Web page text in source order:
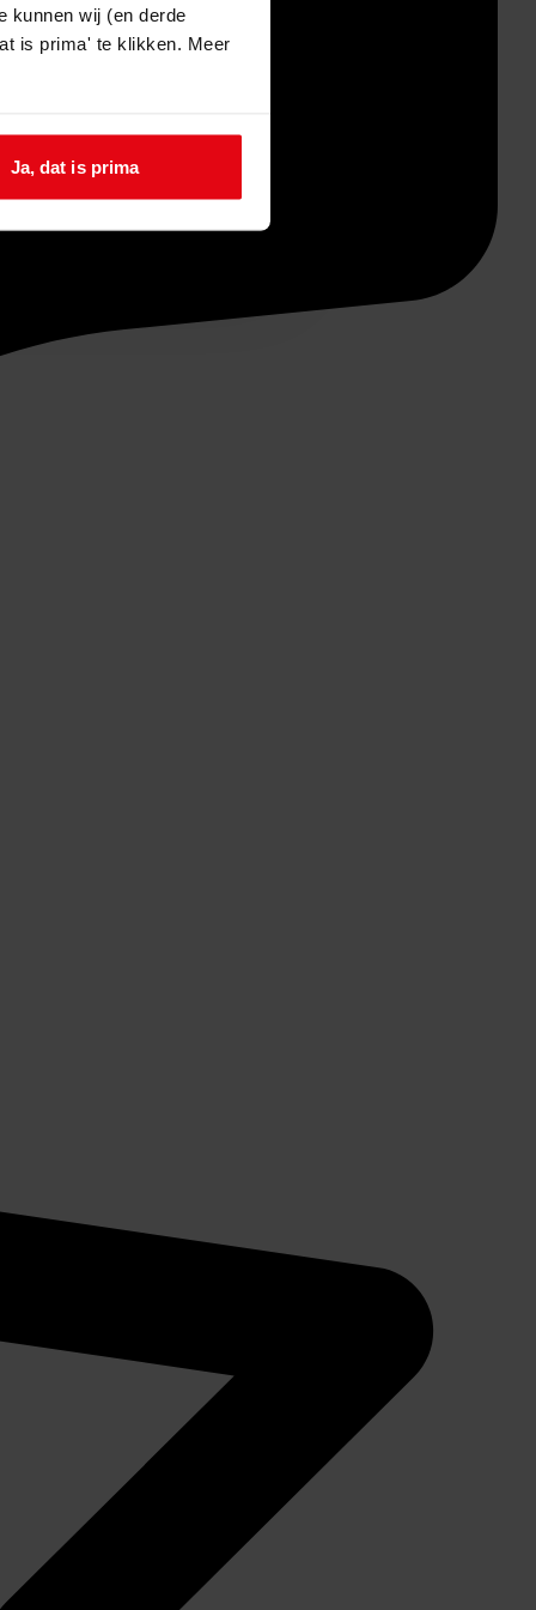
kunnen wij (en derde
is prima' te klikken. Meer
Ja, dat is prima